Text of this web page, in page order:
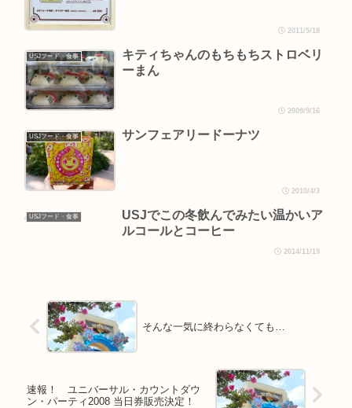
2011/5/18
USJフード・食事
キティちゃんのもちもちストロベリ
ーまん
2009/9/16
USJフード・食事 サンフェアリードーナツ
2010/4/3
USJフード・食事
USJでこの冬飲んでみたい温かいア
ルコールとコーヒー
2014/11/19
そんな一気に終わらなくても…
速報！ ユニバーサル・カウントダウ
ン・パーティ2008 当日券販売決定！